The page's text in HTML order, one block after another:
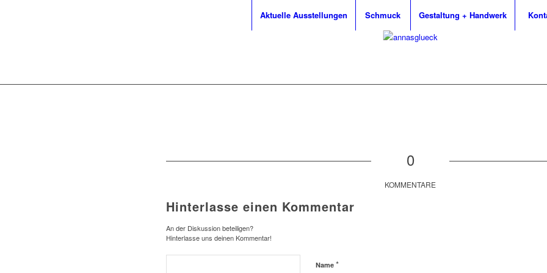
Aktuelle Ausstellungen Schmuck Gestaltung + Handwerk
0
KOMMENTARE
Hinterlasse einen Kommentar
An der Diskussion beteiligen?
Hinterlasse uns deinen Kommentar!
Name *